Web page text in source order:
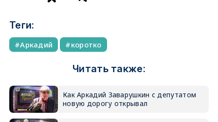
Теги:
Аркадий коротко
Читать также:
Как Аркадий Заварушкин с депутатом
новую дорогу открывал